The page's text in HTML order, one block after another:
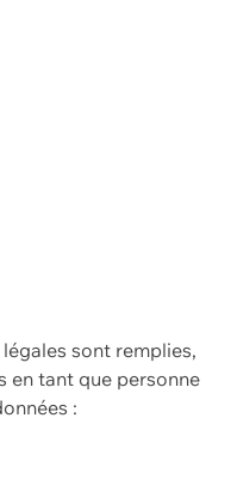
sont remplies,
en tant que personne
: